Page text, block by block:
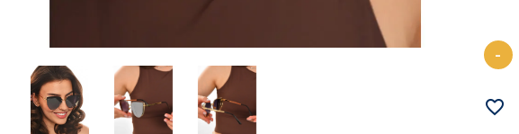
-
favorite_border